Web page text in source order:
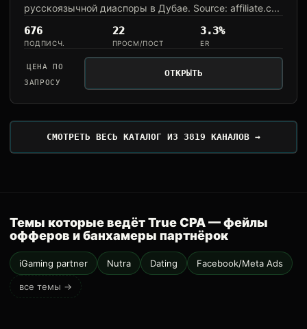
русскоязычной диаспоры в Дубае. Source: affiliate.c...
676
ПОДПИСЧ.
22
ПРОСМ/ПОСТ
3.3%
ER
ЦЕНА ПО
ЗАПРОСУ
ОТКРЫТЬ
СМОТРЕТЬ ВЕСЬ КАТАЛОГ ИЗ 3819 КАНАЛОВ →
Темы которые ведёт True CPA — фейлы
офферов и банхамеры партнёрок
iGaming partner Nutra Dating Facebook/Meta Ads
все темы →